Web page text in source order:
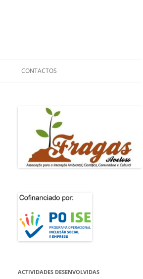
CONTACTOS
ACTIVIDADES DESENVOLVIDAS